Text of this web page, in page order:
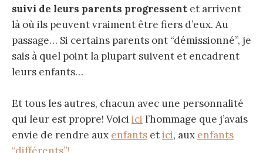
suivi de leurs parents progressent et arrivent
là où ils peuvent vraiment être fiers d’eux. Au
passage… Si certains parents ont “démissionné”, je
sais à quel point la plupart suivent et encadrent
leurs enfants…
Et tous les autres, chacun avec une personnalité
qui leur est propre! Voici ici l’hommage que j’avais
envie de rendre aux enfants etici, aux enfants